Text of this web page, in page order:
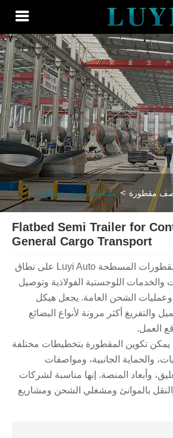
مسطحة نصف مقطورة
Flatbed Semi Trailer
General Cargo
يتم استخدام نصف المقطورات المسطحة Luyi Auto على نطاق
اللوجستية الفولاذية وتوصيل
الشحن العامة. يجعل هيكل
أكثر مرونة لأنواع البضائع
المقطورة بتخطيطات مختلفة
الجانبية، ومواصفات
المنصة. إنها مناسبة لشركات
ومشغلي الشحن ومشاريع